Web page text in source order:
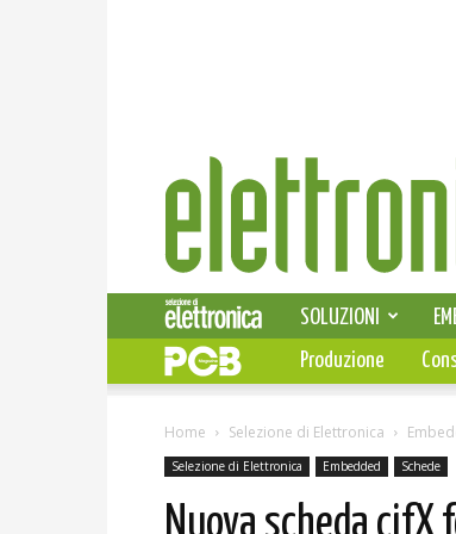
Elettronica
News
SOLUZIONI
Produzione
Home Selezione di Elettronica
Selezione di Elettronica Embedded Schede
Nuova scheda cifX